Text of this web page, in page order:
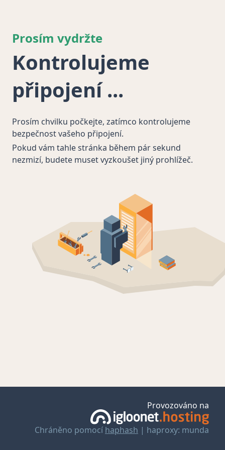
Prosím vydržte
Kontrolujeme
připojení
Prosím chvilku počkejte, zatímco kontrolujeme
bezpečnost vašeho připojení.
Pokud vám tahle stránka během pár sekund
nezmizí, budete muset vyzkoušet jiný prohlížeč.
Provozováno na
Chráněno pomocí haphash | haproxy: munda